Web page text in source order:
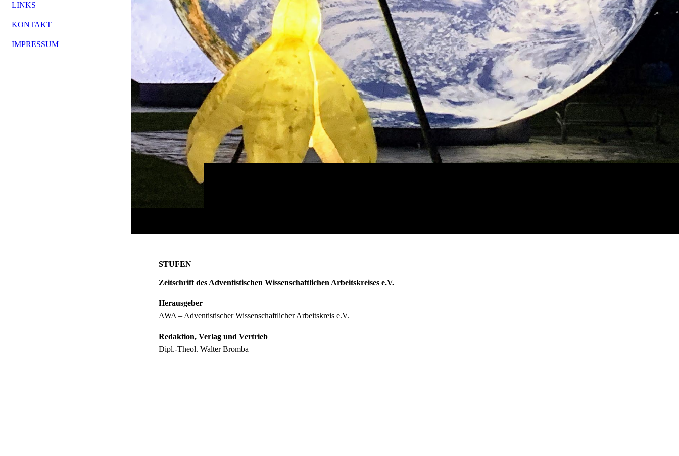
STUFEN
Zeitschrift des Adventistischen Wissenschaftlichen Arbeitskreises e.V.
Herausgeber
AWA – Adventistischer Wissenschaftlicher Arbeitskreis e.V.
Redaktion, Verlag und Vertrieb
Dipl.-Theol. Walter Bromba
LINKS
KONTAKT
IMPRESSUM